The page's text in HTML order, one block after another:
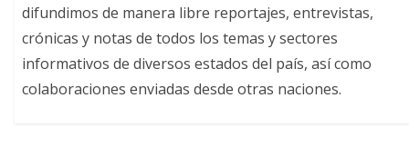
difundimos de manera libre reportajes, entrevistas,
crónicas y notas de todos los temas y sectores
informativos de diversos estados del país, así como
colaboraciones enviadas desde otras naciones.